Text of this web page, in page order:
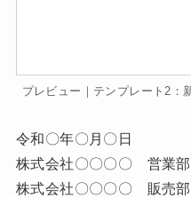
プレビュー｜テンプレート2：
令和〇年〇月〇日
株式会社〇〇〇〇 営業部
株式会社〇〇〇〇 販売